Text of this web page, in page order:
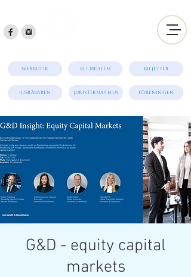
Bli medlem Biljetter
Webbutik
iUSBäraren Juristernas hus Föreningen
G&D - equity capital
markets